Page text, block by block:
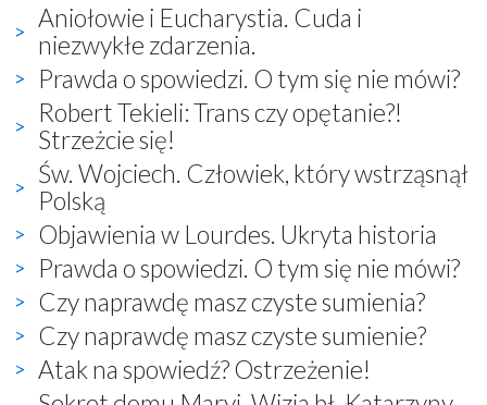
Aniołowie i Eucharystia. Cuda i
niezwykłe zdarzenia.
Prawda o spowiedzi. O tym się nie mówi?
Robert Tekieli: Trans czy opętanie?!
Strzeżcie się!
Św. Wojciech. Człowiek, który wstrząsnął
Polską
Objawienia w Lourdes. Ukryta historia
Prawda o spowiedzi. O tym się nie mówi?
Czy naprawdę masz czyste sumienia?
Czy naprawdę masz czyste sumienie?
Atak na spowiedź? Ostrzeżenie!